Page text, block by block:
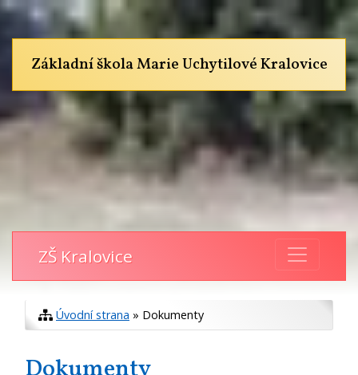
Základní škola Marie Uchytilové Kralovice
ZŠ Kralovice
Úvodní strana » Dokumenty